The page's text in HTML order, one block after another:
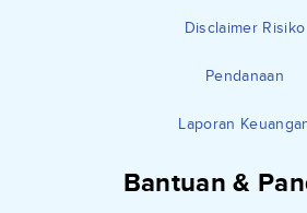
Disclaimer Risiko
Pendanaan
Laporan
Bantuan &